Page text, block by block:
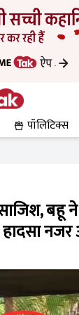
पॉलिटिक्स
बहू